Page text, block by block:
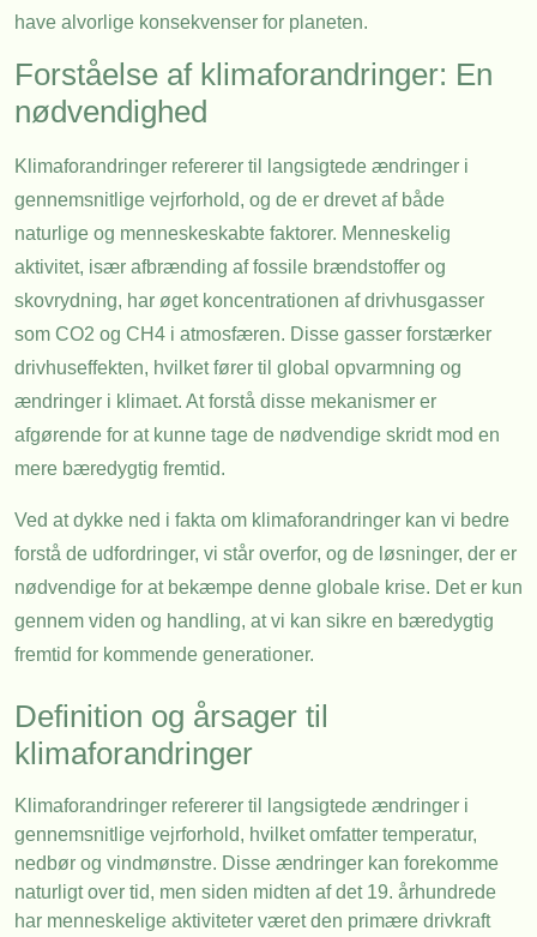
have alvorlige konsekvenser for planeten.
Forståelse af klimaforandringer: En
nødvendighed
Klimaforandringer refererer til langsigtede ændringer i
gennemsnitlige vejrforhold, og de er drevet af både
naturlige og menneskeskabte faktorer. Menneskelig
aktivitet, især afbrænding af fossile brændstoffer og
skovrydning, har øget koncentrationen af drivhusgasser
som CO2 og CH4 i atmosfæren. Disse gasser forstærker
drivhuseffekten, hvilket fører til global opvarmning og
ændringer i klimaet. At forstå disse mekanismer er
afgørende for at kunne tage de nødvendige skridt mod en
mere bæredygtig fremtid.
Ved at dykke ned i fakta om klimaforandringer kan vi bedre
forstå de udfordringer, vi står overfor, og de løsninger, der er
nødvendige for at bekæmpe denne globale krise. Det er kun
gennem viden og handling, at vi kan sikre en bæredygtig
fremtid for kommende generationer.
Definition og årsager til
klimaforandringer
Klimaforandringer refererer til langsigtede ændringer i
gennemsnitlige vejrforhold, hvilket omfatter temperatur,
nedbør og vindmønstre. Disse ændringer kan forekomme
naturligt over tid, men siden midten af det 19. århundrede
har menneskelige aktiviteter været den primære drivkraft